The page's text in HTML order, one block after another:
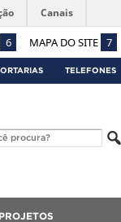
6 MAPA DO SITE 7
Canais
TELEFONES